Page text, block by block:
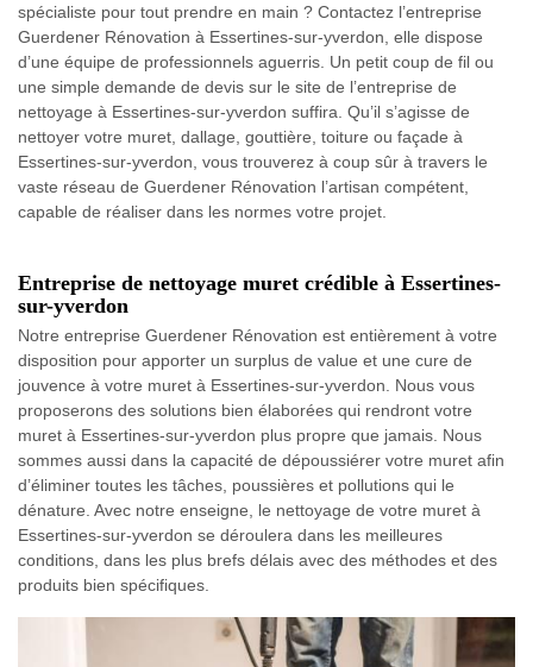
spécialiste pour tout prendre en main ? Contactez l’entreprise
Guerdener Rénovation à Essertines-sur-yverdon, elle dispose
d’une équipe de professionnels aguerris. Un petit coup de fil ou
une simple demande de devis sur le site de l’entreprise de
nettoyage à Essertines-sur-yverdon suffira. Qu’il s’agisse de
nettoyer votre muret, dallage, gouttière, toiture ou façade à
Essertines-sur-yverdon, vous trouverez à coup sûr à travers le
vaste réseau de Guerdener Rénovation l’artisan compétent,
capable de réaliser dans les normes votre projet.
Entreprise de nettoyage muret crédible à Essertines-
sur-yverdon
Notre entreprise Guerdener Rénovation est entièrement à votre
disposition pour apporter un surplus de value et une cure de
jouvence à votre muret à Essertines-sur-yverdon. Nous vous
proposerons des solutions bien élaborées qui rendront votre
muret à Essertines-sur-yverdon plus propre que jamais. Nous
sommes aussi dans la capacité de dépoussiérer votre muret afin
d’éliminer toutes les tâches, poussières et pollutions qui le
dénature. Avec notre enseigne, le nettoyage de votre muret à
Essertines-sur-yverdon se déroulera dans les meilleures
conditions, dans les plus brefs délais avec des méthodes et des
produits bien spécifiques.